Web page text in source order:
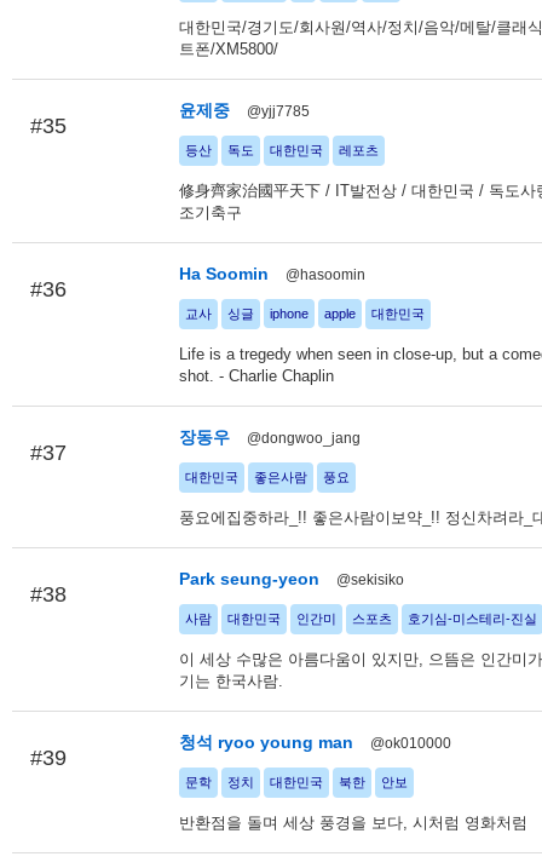
대한민국/경기도/회사원/역사/정치/음악/메탈/클래
트폰/XM5800/
#35
윤제중 @yjj7785
등산 독도 대한민국 레포츠
修身齊家治國平天下 / IT발전상 / 대한민국 / 독도사
조기축구
#36
Ha Soomin @hasoomin
교사 싱글 iphone apple 대한민국
Life is a tregedy when seen in close-up, but a
shot. - Charlie Chaplin
#37
장동우 @dongwoo_jang
대한민국 좋은사람 풍요
풍요에집중하라_!! 좋은사람이보약_!! 정신차려라_
#38
Park seung-yeon @sekisiko
사람 대한민국 인간미 스포츠 호기심-미스테리-진실
이 세상 수많은 아름다움이 있지만, 으뜸은 인간미
기는 한국사람.
#39
청석 ryoo young man @ok010000
문학 정치 대한민국 북한 안보
반환점을 돌며 세상 풍경을 보다, 시처럼 영화처럼